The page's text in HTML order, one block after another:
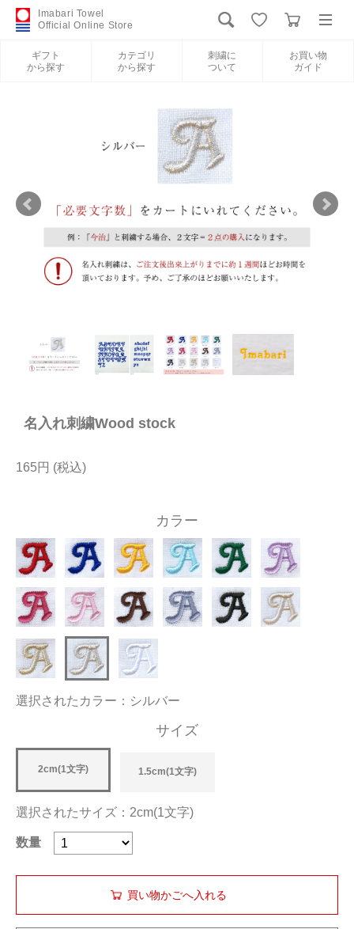
Imabari Towel
Official Online Store
ギフト
から探す
カテゴリ
から探す
刺繍に
ついて
お買い物
ガイド
新規会員登録
刺繍について
お買い物ガイド
当サイトについて
規約
名入れ刺繍Wood stock
165円
カラー
選択されたカラー：シルバー
サイズ
2cm(1文字) 1.5cm(1文字)
選択されたサイズ：2cm(1文字)
数量